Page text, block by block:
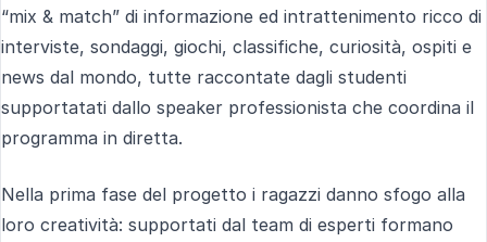
“mix & match” di informazione ed intrattenimento ricco di
interviste, sondaggi, giochi, classifiche, curiosità, ospiti e
news dal mondo, tutte raccontate dagli studenti
supportatati dallo speaker professionista che coordina il
programma in diretta.
Nella prima fase del progetto i ragazzi danno sfogo alla
loro creatività: supportati dal team di esperti formano